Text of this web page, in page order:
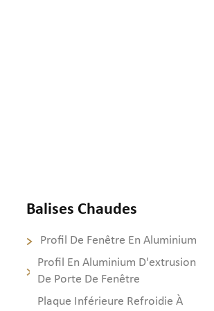
Balises Chaudes
Profil De Fenêtre En Aluminium
Profil En Aluminium D'extrusion
De Porte De Fenêtre
Plaque Inférieure Refroidie À